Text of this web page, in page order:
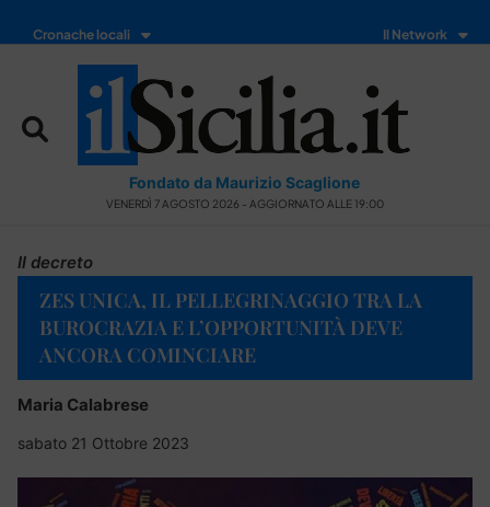
Cronache locali Il Network
Fondato da Maurizio Scaglione
VENERDÌ 7 AGOSTO 2026 - AGGIORNATO ALLE 19:00
Il decreto
ZES UNICA, IL PELLEGRINAGGIO TRA LA
BUROCRAZIA E L’OPPORTUNITÀ DEVE
ANCORA COMINCIARE
Maria Calabrese
sabato 21 Ottobre 2023